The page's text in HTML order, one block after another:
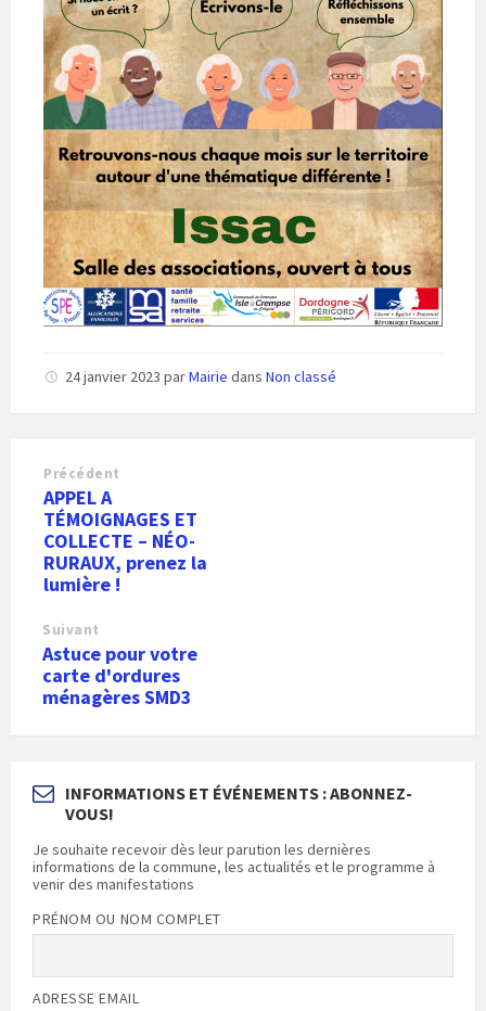
24 janvier 2023 parMairie dans Non classé
Précédent
APPEL A
TÉMOIGNAGES ET
COLLECTE – NÉO-
RURAUX, prenez la
lumière !
Suivant
Astuce pour votre
carte d'ordures
ménagères SMD3
INFORMATIONS ET ÉVÉNEMENTS : ABONNEZ-
VOUS!
Je souhaite recevoir dès leur parution les dernières
informations de la commune, les actualités et le programme à
venir des manifestations
PRÉNOM OU NOM COMPLET
ADRESSE EMAIL